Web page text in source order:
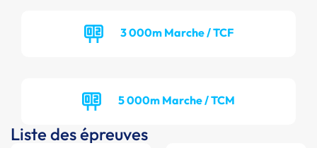
3 000m Marche / TCF
5 000m Marche / TCM
Liste des épreuves